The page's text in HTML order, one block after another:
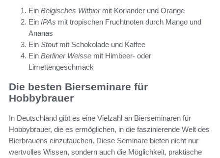
Ein Belgisches Witbiermit Koriander und Orange
Ein IPAs mit tropischen Fruchtnoten durch Mango und
Ananas
Ein Stoutmit Schokolade und Kaffee
Ein Berliner Weisse mit Himbeer- oder
Limettengeschmack
Die besten Bierseminare für
Hobbybrauer
In Deutschland gibt es eine Vielzahl an Bierseminaren für
Hobbybrauer, die es ermöglichen, in die faszinierende Welt des
Bierbrauens einzutauchen. Diese Seminare bieten nicht nur
wertvolles Wissen, sondern auch die Möglichkeit, praktische